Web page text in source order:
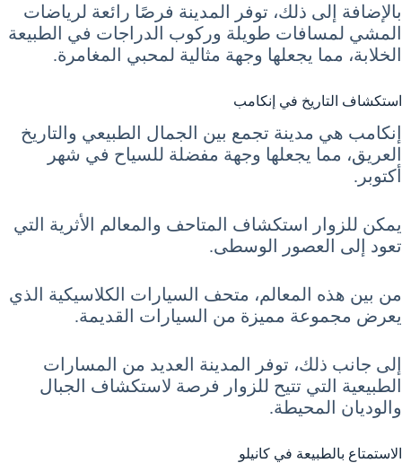
بالإضافة إلى ذلك، توفر المدينة فرصًا رائعة لرياضات
المشي لمسافات طويلة وركوب الدراجات في الطبيعة
الخلابة، مما يجعلها وجهة مثالية لمحبي المغامرة.
استكشاف التاريخ في إنكامب
إنكامب هي مدينة تجمع بين الجمال الطبيعي والتاريخ
العريق، مما يجعلها وجهة مفضلة للسياح في شهر
أكتوبر.
يمكن للزوار استكشاف المتاحف والمعالم الأثرية التي
تعود إلى العصور الوسطى.
من بين هذه المعالم، متحف السيارات الكلاسيكية الذي
يعرض مجموعة مميزة من السيارات القديمة.
إلى جانب ذلك، توفر المدينة العديد من المسارات
الطبيعية التي تتيح للزوار فرصة لاستكشاف الجبال
والوديان المحيطة.
الاستمتاع بالطبيعة في كانيلو